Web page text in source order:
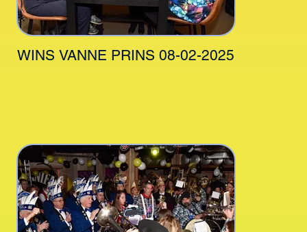
WINS VANNE PRINS 08-02-2025